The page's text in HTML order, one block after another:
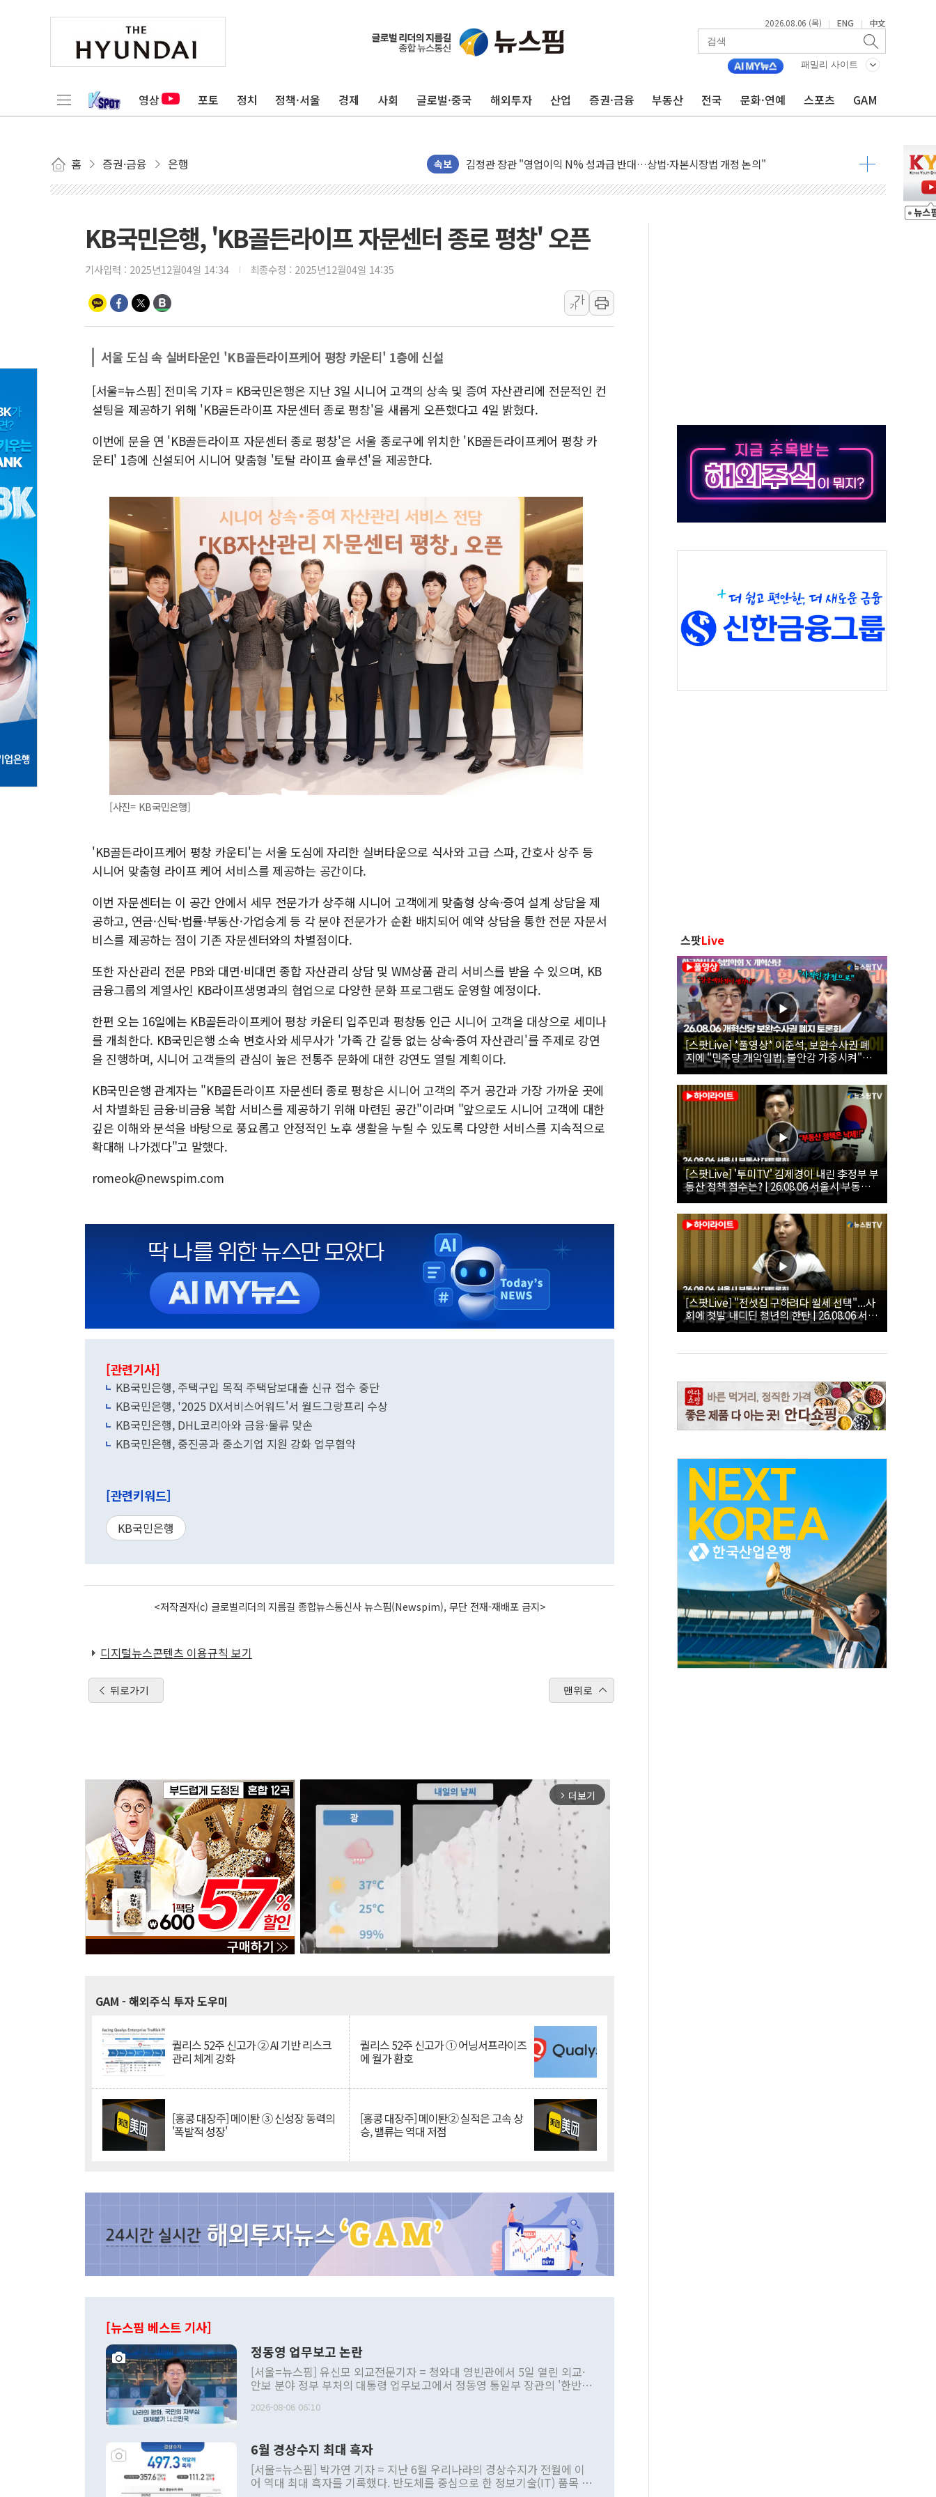
2026.08.06 (목) | ENG | 中文
패밀리 사이트
영상 포토 정치 정책·서울 경제 사회 글로벌·중국 해외투자 산업 증권·금융 부동산 전국 문화·연예 스포츠 GAM
홈 증권·금융 은행 속보
구광모, 내주 실리콘밸리서 젠슨 황 재회…로봇·AI 데이터센터·모빌리티 구체화
뉴욕증시 프리뷰, 미 주가선물 AI주 차익실현 속 혼조세...웨스턴디지털·샌디스크↓
청와대, 북한 단거리 탄도미사일 발사에 긴급 안보 점검회의
[인도증시] 중동 긴장 완화에 실적 호조까지, 상승...호실적 보고 기업 상승세 뚜렷
러, 1인칭시점 드론으로 우크라 민간인 '사파리' 공격… 시민들 공포감 극대화 전략
'월가의 황제' 다이먼 "금융시장 레버리지 위험수위…숨은 차입이 더 큰 변수"
양주 섬유염색공장서 화재 1명 중상…대응 1단계 진압 중
우크라 드론 전술, 중남미 콜롬비아에 새 안보 위기… 반군·마약카르텔이 습득해 전투 활용
동해해경, 독도 해상서 부유물 감긴 어선 구조
주한미군 "오산기지 누출, 백린 아닌 무해한 표면 부식 물질"
구미 폐염산처리업체서 불 2시간30여분만에 진화...외국인 노동자 숨져
강원도 폭염특보 11일째…온열질환·가축 피해 최소화 '총력 대응'
KB국민은행, 'KB골든라이프 자문센터 종로 평창' 오픈
기사입력 : 2025년12월04일 14:34 최종수정 : 2025년12월04일 14:35
가
가
서울 도심 속 실버타운인 'KB골든라이프케어 평창 카운티' 1층에 신설
[서울=뉴스핌] 전미옥 기자 = KB국민은행은 지난 3일 시니어 고객의 상속 및 증여 자산관리에 전문적인 컨
설팅을 제공하기 위해 'KB골든라이프 자문센터 종로 평창'을 새롭게 오픈했다고 4일 밝혔다.
이번에 문을 연 'KB골든라이프 자문센터 종로 평창'은 서울 종로구에 위치한 'KB골든라이프케어 평창 카
운티' 1층에 신설되어 시니어 맞춤형 '토탈 라이프 솔루션'을 제공한다.
[사진= KB국민은행]
'KB골든라이프케어 평창 카운티'는 서울 도심에 자리한 실버타운으로 식사와 고급 스파, 간호사 상주 등
시니어 맞춤형 라이프 케어 서비스를 제공하는 공간이다.
이번 자문센터는 이 공간 안에서 세무 전문가가 상주해 시니어 고객에게 맞춤형 상속·증여 설계 상담을 제
공하고, 연금·신탁·법률·부동산·가업승계 등 각 분야 전문가가 순환 배치되어 예약 상담을 통한 전문 자문서
비스를 제공하는 점이 기존 자문센터와의 차별점이다.
또한 자산관리 전문 PB와 대면·비대면 종합 자산관리 상담 및 WM상품 관리 서비스를 받을 수 있으며, KB
금융그룹의 계열사인 KB라이프생명과의 협업으로 다양한 문화 프로그램도 운영할 예정이다.
한편 오는 16일에는 KB골든라이프케어 평창 카운티 입주민과 평창동 인근 시니어 고객을 대상으로 세미나
를 개최한다. KB국민은행 소속 변호사와 세무사가 '가족 간 갈등 없는 상속·증여 자산관리'를 주제로 강연
을 진행하며, 시니어 고객들의 관심이 높은 전통주 문화에 대한 강연도 열릴 계획이다.
KB국민은행 관계자는 "KB골든라이프 자문센터 종로 평창은 시니어 고객의 주거 공간과 가장 가까운 곳에
서 차별화된 금융·비금융 복합 서비스를 제공하기 위해 마련된 공간"이라며 "앞으로도 시니어 고객에 대한
깊은 이해와 분석을 바탕으로 풍요롭고 안정적인 노후 생활을 누릴 수 있도록 다양한 서비스를 지속적으로
확대해 나가겠다"고 말했다.
romeok@newspim.com
[관련기사]
KB국민은행, 주택구입 목적 주택담보대출 신규 접수 중단
KB국민은행, '2025 DX서비스어워드'서 월드그랑프리 수상
KB국민은행, DHL코리아와 금융·물류 맞손
KB국민은행, 중진공과 중소기업 지원 강화 업무협약
[관련키워드]
KB국민은행
<저작권자(c) 글로벌리더의 지름길 종합뉴스통신사 뉴스핌(Newspim), 무단 전재-재배포 금지>
디지털뉴스콘텐츠 이용규칙 보기
뒤로가기 맨위로
arrow_forward_ios 더보기
GAM - 해외주식 투자 도우미
퀄리스 52주 신고가 ② AI 기반 리스크
관리 체계 강화
퀄리스 52주 신고가 ① 어닝서프라이즈
에 월가 환호
[홍콩 대장주] 메이퇀 ③ 신성장 동력의
'폭발적 성장'
[홍콩 대장주] 메이퇀② 실적은 고속 상
승, 밸류는 역대 저점
[뉴스핌 베스트 기사]
정동영 업무보고 논란
[서울=뉴스핌] 유신모 외교전문기자 = 청와대 영빈관에서 5일 열린 외교·
안보 분야 정부 부처의 대통령 업무보고에서 정동영 통일부 장관의 '한반도
발언 중에는 정부 내 조율을 거치지 않은 사안을 정책으로 추진하겠다고 공
주의적 희망에 근거한 비현실적 구상'이라는 비판을 내놨다. 그동안 정 장
관의 대북 정책 관련 발언이 물의를 빚은 적은 여러 번 있지만 대통령과 유
관 부처 장관이 공개적으로 부정적 입장을 표명한 것은 이례적이다. 정 장
관의 무리한 대북 접근법과 월권을 제어해야 한다는 목소리도 높아지고 있
2026-08-06 06:10
6월 경상수지 최대 흑자
[서울=뉴스핌] 박가연 기자 = 지난 6월 우리나라의 경상수지가 전월에 이
어 역대 최대 흑자를 기록했다. 반도체를 중심으로 한 정보기술(IT) 품목 수
스팟Live
[스팟Live] *풀영상* 이준석, 보완수사권 폐
지에 "민주당 개악입법, 불안감 가중시켜"｜
26.08.06 개혁신당 보완수사권 폐지 토론회
[스팟Live] '투미TV' 김제경이 내린 李정부 부
동산 정책 점수는? | 26.08.06 서울시 부동산
대토론회
[스팟Live] "전셋집 구하려다 월세 선택"...사
회에 첫발 내디딘 청년의 한탄 | 26.08.06 서울
시 부동산 대토론회